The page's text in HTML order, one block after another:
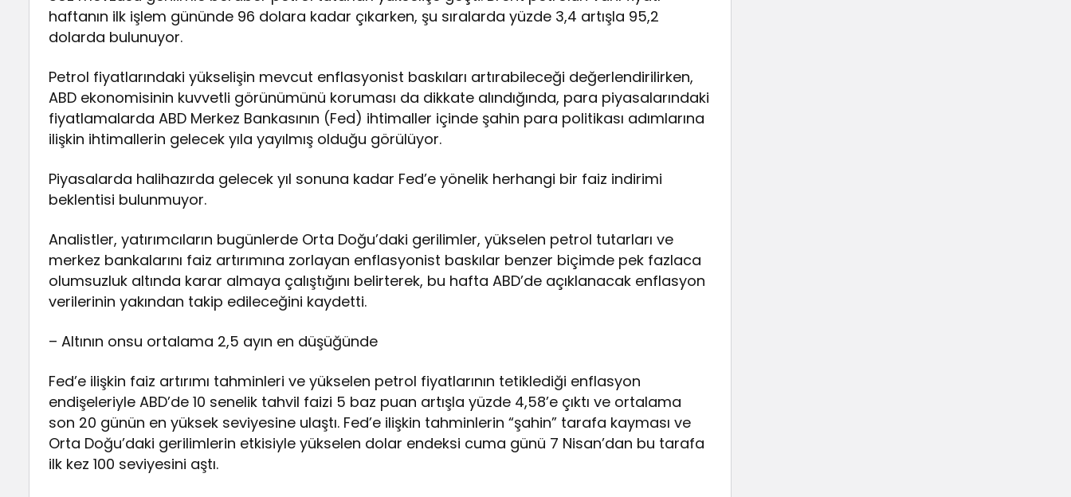
haftanın ilk işlem gününde 96 dolara kadar çıkarken, şu sıralarda yüzde 3,4 artışla 95,2
dolarda bulunuyor.
Petrol fiyatlarındaki yükselişin mevcut enflasyonist baskıları artırabileceği değerlendirilirken,
ABD ekonomisinin kuvvetli görünümünü koruması da dikkate alındığında, para piyasalarındaki
fiyatlamalarda ABD Merkez Bankasının (Fed) ihtimaller içinde şahin para politikası adımlarına
ilişkin ihtimallerin gelecek yıla yayılmış olduğu görülüyor.
Piyasalarda halihazırda gelecek yıl sonuna kadar Fed’e yönelik herhangi bir faiz indirimi
beklentisi bulunmuyor.
Analistler, yatırımcıların bugünlerde Orta Doğu’daki gerilimler, yükselen petrol tutarları ve
merkez bankalarını faiz artırımına zorlayan enflasyonist baskılar benzer biçimde pek fazlaca
olumsuzluk altında karar almaya çalıştığını belirterek, bu hafta ABD’de açıklanacak enflasyon
verilerinin yakından takip edileceğini kaydetti.
– Altının onsu ortalama 2,5 ayın en düşüğünde
Fed’e ilişkin faiz artırımı tahminleri ve yükselen petrol fiyatlarının tetiklediği enflasyon
endişeleriyle ABD’de 10 senelik tahvil faizi 5 baz puan artışla yüzde 4,58’e çıktı ve ortalama
son 20 günün en yüksek seviyesine ulaştı. Fed’e ilişkin tahminlerin “şahin” tarafa kayması ve
Orta Doğu’daki gerilimlerin etkisiyle yükselen dolar endeksi cuma günü 7 Nisan’dan bu tarafa
ilk kez 100 seviyesini aştı.